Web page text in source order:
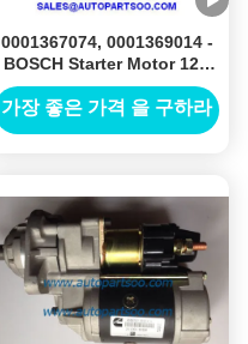
0001367074, 0001369014 -
BOSCH Starter Motor 12V
9T 3KW
가장 좋은 가격 을 구하라